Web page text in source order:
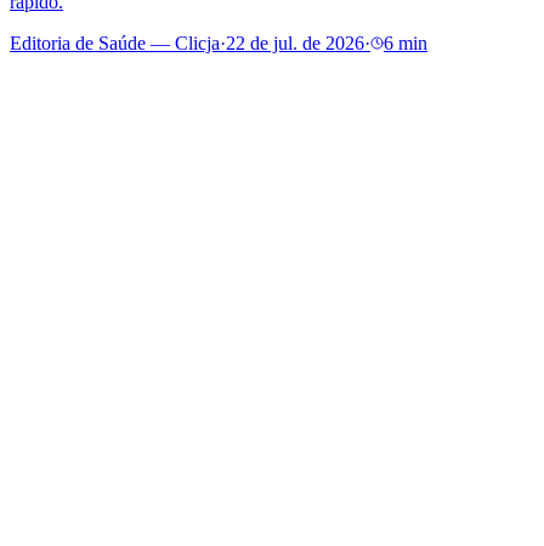
Editoria de Saúde — Clicja·22 de jul. de 2026· 6 min